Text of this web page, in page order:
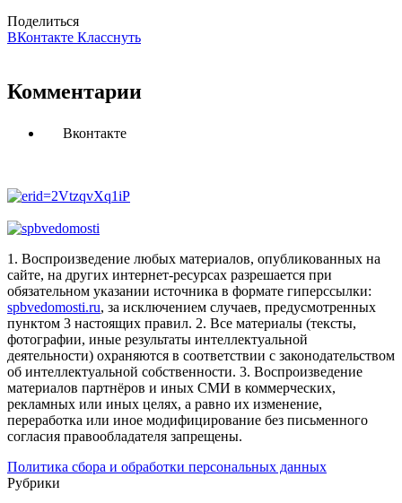
Поделиться
ВКонтакте Класснуть
Комментарии
Вконтакте
1. Воспроизведение любых материалов, опубликованных на
сайте, на других интернет-ресурсах разрешается при
обязательном указании источника в формате гиперссылки:
spbvedomosti.ru, за исключением случаев, предусмотренных
пунктом 3 настоящих правил. 2. Все материалы (тексты,
фотографии, иные результаты интеллектуальной
деятельности) охраняются в соответствии с законодательством
об интеллектуальной собственности. 3. Воспроизведение
материалов партнёров и иных СМИ в коммерческих,
рекламных или иных целях, а равно их изменение,
переработка или иное модифицирование без письменного
согласия правообладателя запрещены.
Политика сбора и обработки персональных данных
Рубрики